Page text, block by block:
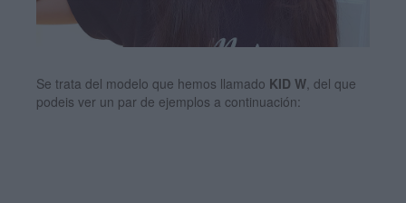
Se trata del modelo que hemos llamado KID W, del que
podeis ver un par de ejemplos a continuación: